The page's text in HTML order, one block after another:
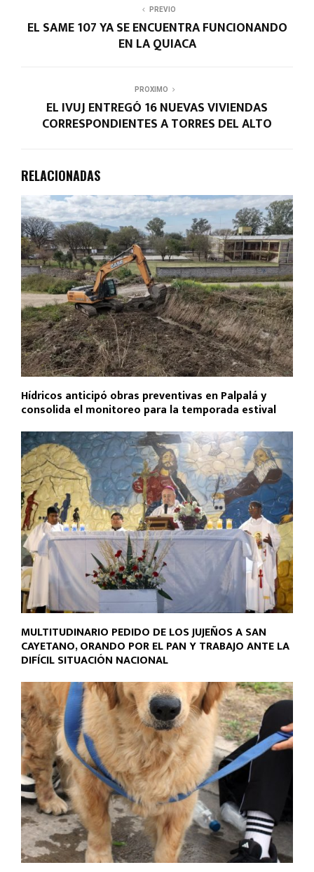
PREVIO
EL SAME 107 YA SE ENCUENTRA FUNCIONANDO
EN LA QUIACA
PROXIMO
EL IVUJ ENTREGÓ 16 NUEVAS VIVIENDAS
CORRESPONDIENTES A TORRES DEL ALTO
RELACIONADAS
Hídricos anticipó obras preventivas en Palpalá y
consolida el monitoreo para la temporada estival
MULTITUDINARIO PEDIDO DE LOS JUJEÑOS A SAN
CAYETANO, ORANDO POR EL PAN Y TRABAJO ANTE LA
DIFÍCIL SITUACIÓN NACIONAL